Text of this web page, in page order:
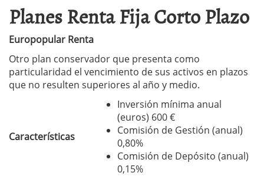
Planes Renta Fija Corto Plazo
Europopular Renta
Otro plan conservador que presenta como
particularidad el vencimiento de sus activos en plazos
que no resulten superiores al año y medio.
Características
Inversión mínima anual
(euros) 600 €
Comisión de Gestión (anual)
0,80%
Comisión de Depósito (anual)
0,15%